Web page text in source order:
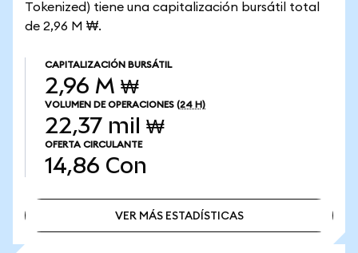
Tokenized) tiene una capitalización bursátil total
de 2,96 M ₩.
CAPITALIZACIÓN BURSÁTIL
2,96 M ₩
VOLUMEN DE OPERACIONES (24 H)
22,37 mil ₩
OFERTA CIRCULANTE
14,86 Con
VER MÁS ESTADÍSTICAS